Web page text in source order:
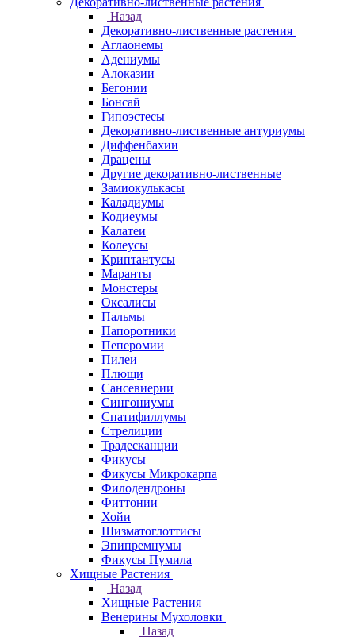
Назад
Декоративно-лиственные растения
Аглаонемы
Адениумы
Алоказии
Бегонии
Бонсай
Гипоэстесы
Декоративно-лиственные антуриумы
Диффенбахии
Драцены
Другие декоративно-лиственные
Замиокулькасы
Каладиумы
Кодиеумы
Калатеи
Колеусы
Криптантусы
Маранты
Монстеры
Оксалисы
Пальмы
Папоротники
Пеперомии
Пилеи
Плющи
Сансевиерии
Сингониумы
Спатифиллумы
Стрелиции
Традесканции
Фикусы
Фикусы Микрокарпа
Филодендроны
Фиттонии
Хойи
Шизматоглоттисы
Эпипремнумы
Фикусы Пумила
Хищные Растения
Назад
Хищные Растения
Венерины Мухоловки
Назад